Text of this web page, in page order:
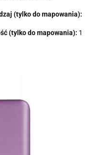
(tylko do mapowania):
(tylko do mapowania): 1